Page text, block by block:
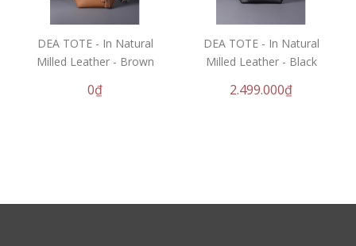
DEA TOTE - In Natural
Milled Leather - Brown
0₫
DEA TOTE - In Natural
Milled Leather - Black
2.499.000₫